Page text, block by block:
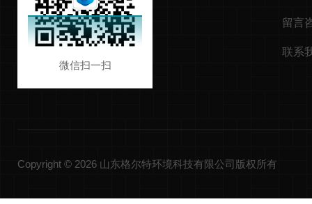
微信扫一扫
留言
联系
Copyright © 2026 山东格尔特环境科技有限公司版权所有